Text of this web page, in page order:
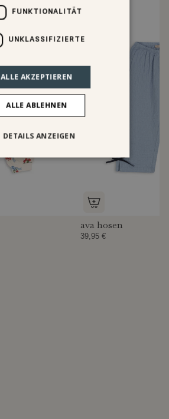
ava hosen
39,95 €
FUNKTIONALITÄT
UNKLASSIFIZIERTE
ALLE AKZEPTIEREN
ALLE ABLEHNEN
DETAILS ANZEIGEN